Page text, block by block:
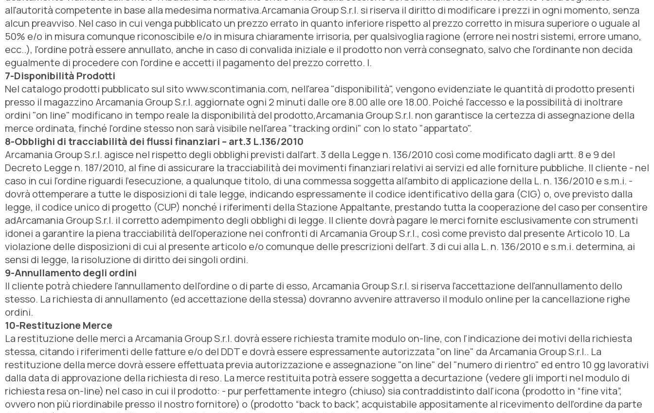
all'autorità competente in base alla medesima normativa.Arcamania Group S.r.l. si riserva il diritto di modificare i prezzi in ogni momento, senza
alcun preavviso. Nel caso in cui venga pubblicato un prezzo errato in quanto inferiore rispetto al prezzo corretto in misura superiore o uguale al
50% e/o in misura comunque riconoscibile e/o in misura chiaramente irrisoria, per qualsivoglia ragione (errore nei nostri sistemi, errore umano,
ecc..), l'ordine potrà essere annullato, anche in caso di convalida iniziale e il prodotto non verrà consegnato, salvo che l'ordinante non decida
egualmente di procedere con l'ordine e accetti il pagamento del prezzo corretto. l.
7-Disponibilità Prodotti
Nel catalogo prodotti pubblicato sul sito www.scontimania.com, nell'area "disponibilità", vengono evidenziate le quantità di prodotto presenti
presso il magazzino Arcamania Group S.r.l. aggiornate ogni 2 minuti dalle ore 8.00 alle ore 18.00. Poiché l'accesso e la possibilità di inoltrare
ordini "on line" modificano in tempo reale la disponibilità del prodotto,Arcamania Group S.r.l. non garantisce la certezza di assegnazione della
merce ordinata, finché l'ordine stesso non sarà visibile nell'area "tracking ordini" con lo stato "appartato".
8-Obblighi di tracciabilità dei flussi finanziari – art.3 L.136/2010
Arcamania Group S.r.l. agisce nel rispetto degli obblighi previsti dall'art. 3 della Legge n. 136/2010 così come modificato dagli artt. 8 e 9 del
Decreto Legge n. 187/2010, al fine di assicurare la tracciabilità dei movimenti finanziari relativi ai servizi ed alle forniture pubbliche. Il cliente - nel
caso in cui l'ordine riguardi l'esecuzione, a qualunque titolo, di una commessa soggetta all'ambito di applicazione della L. n. 136/2010 e s.m.i. -
dovrà ottemperare a tutte le disposizioni di tale legge, indicando espressamente il codice identificativo della gara (CIG) o, ove previsto dalla
legge, il codice unico di progetto (CUP) nonché i riferimenti della Stazione Appaltante, prestando tutta la cooperazione del caso per consentire
adArcamania Group S.r.l. il corretto adempimento degli obblighi di legge. Il cliente dovrà pagare le merci fornite esclusivamente con strumenti
idonei a garantire la piena tracciabilità dell’operazione nei confronti di Arcamania Group S.r.l., così come previsto dal presente Articolo 10. La
violazione delle disposizioni di cui al presente articolo e/o comunque delle prescrizioni dell'art. 3 di cui alla L. n. 136/2010 e s.m.i. determina, ai
sensi di legge, la risoluzione di diritto dei singoli ordini.
9-Annullamento degli ordini
Il cliente potrà chiedere l'annullamento dell'ordine o di parte di esso, Arcamania Group S.r.l. si riserva l'accettazione dell'annullamento dello
stesso. La richiesta di annullamento (ed accettazione della stessa) dovranno avvenire attraverso il modulo online per la cancellazione righe
ordini.
10-Restituzione Merce
La restituzione delle merci a Arcamania Group S.r.l. dovrà essere richiesta tramite modulo on-line, con l'indicazione dei motivi della richiesta
stessa, citando i riferimenti delle fatture e/o del DDT e dovrà essere espressamente autorizzata "on line" da Arcamania Group S.r.l.. La
restituzione della merce dovrà essere effettuata previa autorizzazione e assegnazione "on line" del "numero di rientro" ed entro 10 gg lavorativi
dalla data di approvazione della richiesta di reso. La merce restituita potrà essere soggetta a decurtazione (vedere gli importi nel modulo di
richiesta resa on-line) nel caso in cui il prodotto: - pur perfettamente integro (chiuso) sia contraddistinto dall'icona (prodotto in “fine vita”,
ovvero non più riordinabile presso il nostro fornitore) o (prodotto “back to back”, acquistabile appositamente al ricevimento dell’ordine da parte